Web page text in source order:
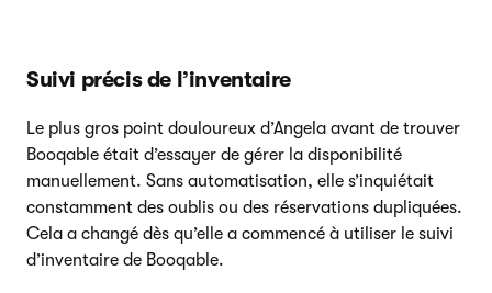
Suivi précis de l’inventaire
Le plus gros point douloureux d’Angela avant de trouver
Booqable était d’essayer de gérer la disponibilité
manuellement. Sans automatisation, elle s’inquiétait
constamment des oublis ou des réservations dupliquées.
Cela a changé dès qu’elle a commencé à utiliser le suivi
d’inventaire de Booqable.